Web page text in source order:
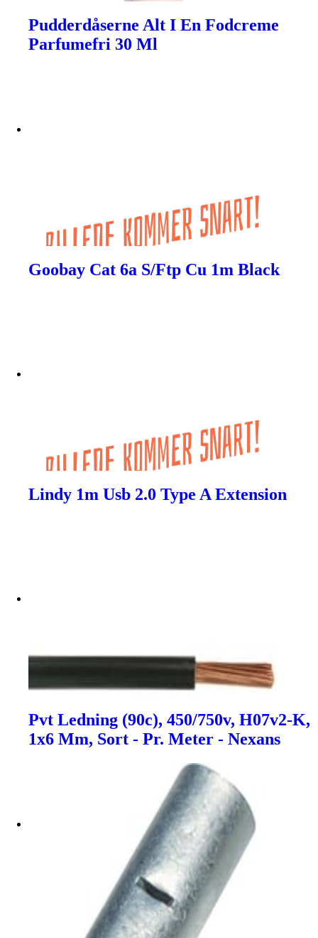
Pudderdåserne Alt I En Fodcreme
Parfumefri 30 Ml
Goobay Cat 6a S/Ftp Cu 1m Black
Lindy 1m Usb 2.0 Type A Extension
Pvt Ledning (90c), 450/750v, H07v2-K,
1x6 Mm, Sort - Pr. Meter - Nexans